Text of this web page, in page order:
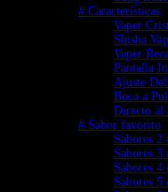
# Características
Vaper
Shisha
Vaper
Pantalla
Ajuste
Boca a
Directo al
# Sabor favorito
Sabores 2
Sabores 3
Sabores 4
Sabores 5